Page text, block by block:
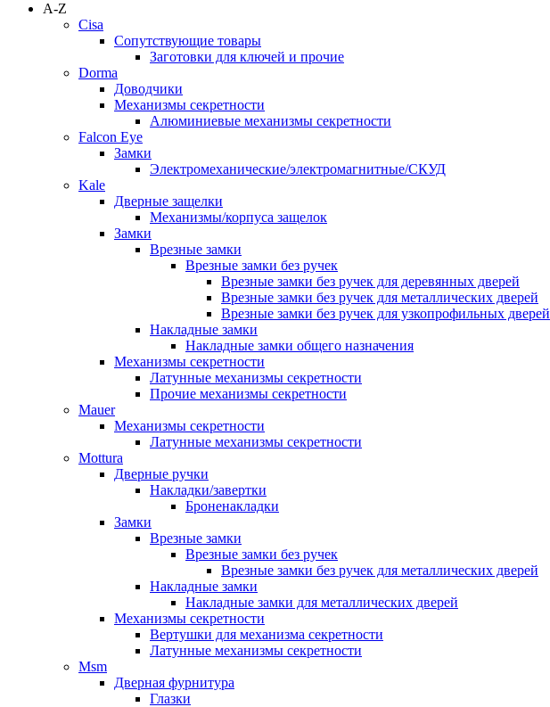
A-Z
Cisa
Сопутствующие товары
Заготовки для ключей и прочие
Dorma
Доводчики
Механизмы секретности
Алюминиевые механизмы секретности
Falcon Eye
Замки
Электромеханические/электромагнитные/СКУД
Kale
Дверные защелки
Механизмы/корпуса защелок
Замки
Врезные замки
Врезные замки без ручек
Врезные замки без ручек для деревянных дверей
Врезные замки без ручек для металлических дверей
Врезные замки без ручек для узкопрофильных дверей
Накладные замки
Накладные замки общего назначения
Механизмы секретности
Латунные механизмы секретности
Прочие механизмы секретности
Mauer
Механизмы секретности
Латунные механизмы секретности
Mottura
Дверные ручки
Накладки/завертки
Броненакладки
Замки
Врезные замки
Врезные замки без ручек
Врезные замки без ручек для металлических дверей
Накладные замки
Накладные замки для металлических дверей
Механизмы секретности
Вертушки для механизма секретности
Латунные механизмы секретности
Msm
Дверная фурнитура
Глазки